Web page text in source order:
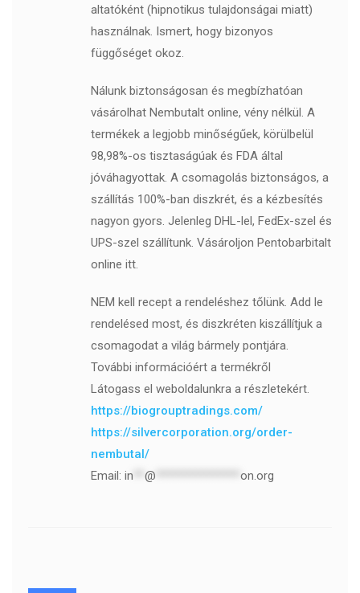
altatóként (hipnotikus tulajdonságai miatt)
használnak. Ismert, hogy bizonyos
függőséget okoz.
Nálunk biztonságosan és megbízhatóan
vásárolhat Nembutalt online, vény nélkül. A
termékek a legjobb minőségűek, körülbelül
98,98%-os tisztaságúak és FDA által
jóváhagyottak. A csomagolás biztonságos, a
szállítás 100%-ban diszkrét, és a kézbesítés
nagyon gyors. Jelenleg DHL-lel, FedEx-szel és
UPS-szel szállítunk. Vásároljon Pentobarbitalt
online itt.
NEM kell recept a rendeléshez tőlünk. Add le
rendelésed most, és diszkréten kiszállítjuk a
csomagodat a világ bármely pontjára.
További információért a termékről
Látogass el weboldalunkra a részletekért.
https://biogrouptradings.com/
https://silvercorporation.org/order-
nembutal/
Email: in @ on.org